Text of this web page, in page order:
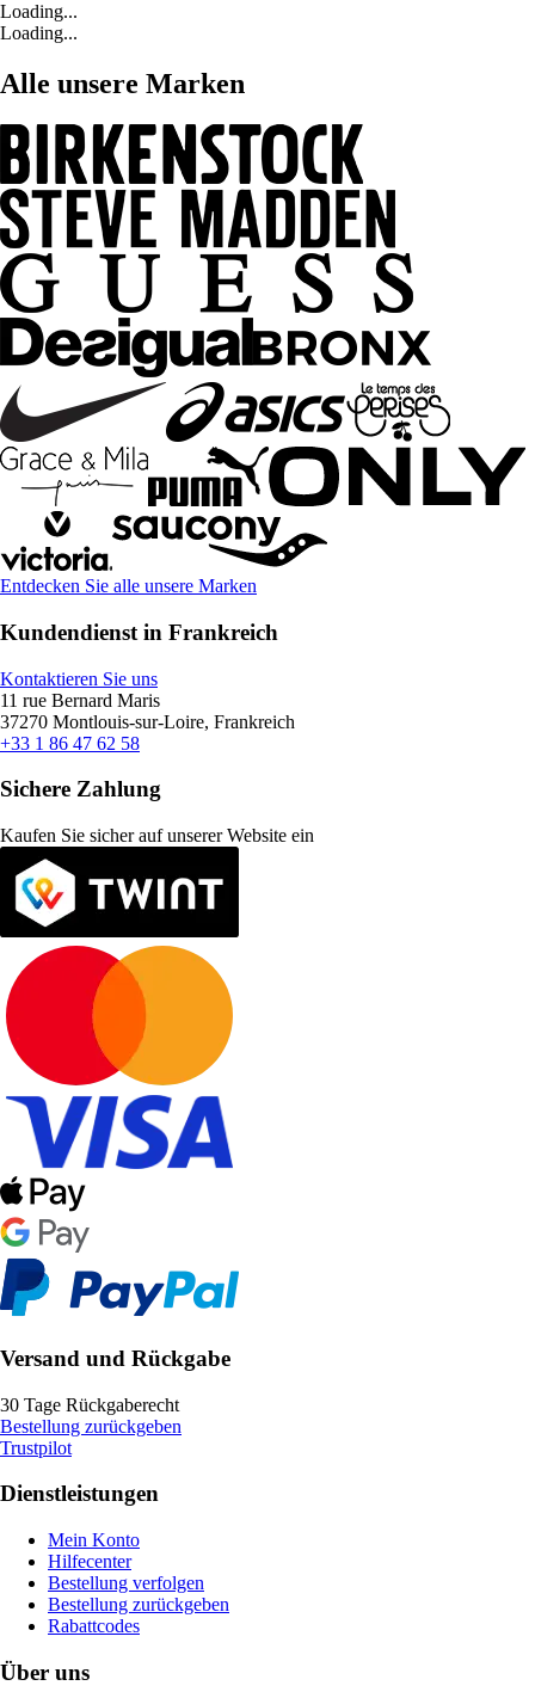
Loading...
Loading...
Alle unsere Marken
Entdecken Sie alle unsere Marken
Kundendienst in Frankreich
Kontaktieren Sie uns
11 rue Bernard Maris
37270 Montlouis-sur-Loire, Frankreich
+33 1 86 47 62 58
Sichere Zahlung
Kaufen Sie sicher auf unserer Website ein
Versand und Rückgabe
30 Tage Rückgaberecht
Bestellung zurückgeben
Trustpilot
Dienstleistungen
Mein Konto
Hilfecenter
Bestellung verfolgen
Bestellung zurückgeben
Rabattcodes
Über uns